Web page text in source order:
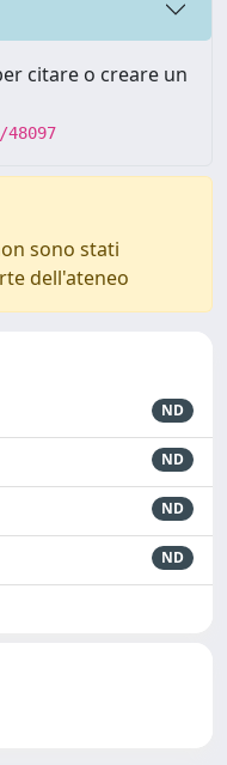
citare o creare un
sono stati
dell'ateneo
ND
ND
ND
ND